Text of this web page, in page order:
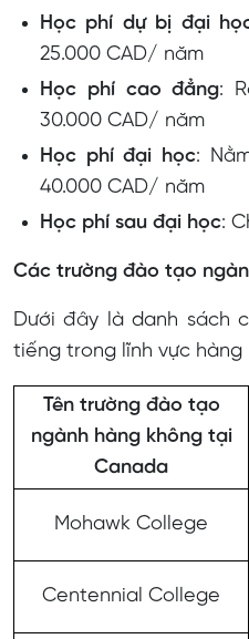
Học phí dự bị đại
25.000 CAD/ năm
Học phí cao đẳng:
30.000 CAD/ năm
Học phí đại học:
40.000 CAD/ năm
Học phí sau đại học:
Các trường đào tạo
Dưới đây là danh sách
tiếng trong lĩnh vực
Tên trường đào tạo
ngành hàng không tại
Canada
Mohawk College
Centennial College